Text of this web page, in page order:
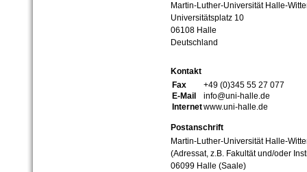
Martin-Luther-Universität Halle-
Universitätsplatz 10
06108 Halle
Deutschland
Kontakt
Fax
+49 (0)345 55 27 077
E-Mail
info@uni-halle.de
Internetwww.uni-halle.de
Postanschrift
Martin-Luther-Universität Halle-
(Adressat, z.B. Fakultät und/oder
06099 Halle (Saale)